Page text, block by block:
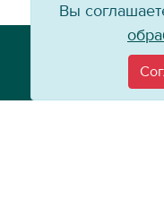
Email:
Вы